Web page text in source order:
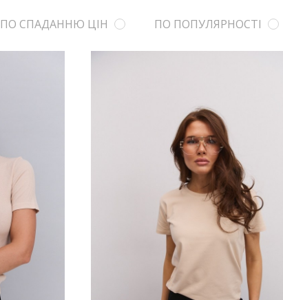
ПО СПАДАННЮ ЦІН ПО ПОПУЛЯРНОСТІ